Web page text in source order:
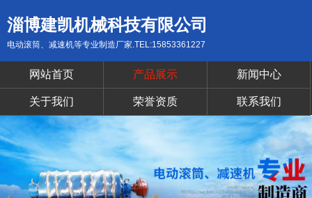
淄博建凯机械科技有限公司
电动滚筒、减速机等专业制造厂家.TEL:15853361227
网站首页 产品展示 新闻中心
关于我们 荣誉资质 联系我们